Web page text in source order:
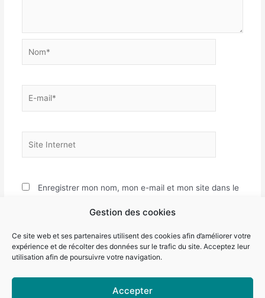
Gestion des cookies
Ce site web et ses partenaires utilisent des cookies afin d’améliorer votre
expérience et de récolter des données sur le trafic du site. Acceptez leur
utilisation afin de poursuivre votre navigation.
Accepter
mail*
Internet
Enregistrer mon nom, mon e-mail et mon site dans le